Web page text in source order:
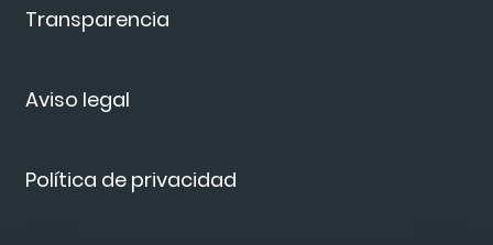
Transparencia
Aviso legal
Política de privacidad